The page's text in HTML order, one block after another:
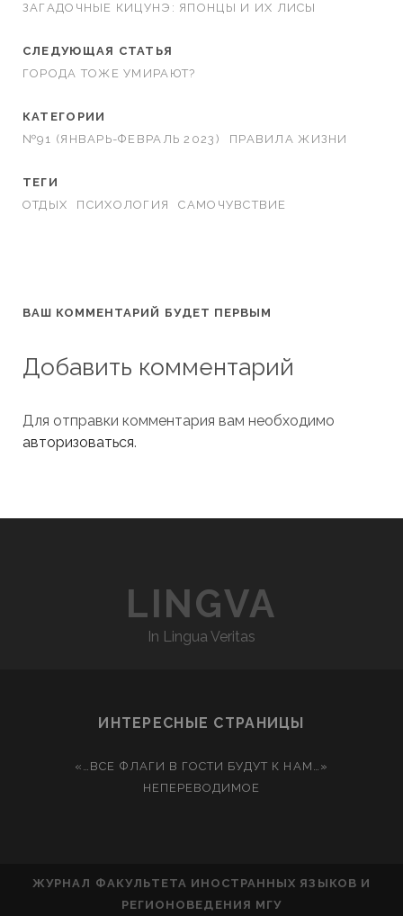
ЗАГАДОЧНЫЕ КИЦУНЭ: ЯПОНЦЫ И ИХ ЛИСЫ
СЛЕДУЮЩАЯ СТАТЬЯ
ГОРОДА ТОЖЕ УМИРАЮТ?
КАТЕГОРИИ
№91 (ЯНВАРЬ-ФЕВРАЛЬ 2023)
ПРАВИЛА ЖИЗНИ
ТЕГИ
ОТДЫХ
ПСИХОЛОГИЯ САМОЧУВСТВИЕ
ВАШ КОММЕНТАРИЙ БУДЕТ ПЕРВЫМ
Добавить комментарий
Для отправки комментария вам необходимо
авторизоваться.
LINGVA
In Lingua Veritas
ИНТЕРЕСНЫЕ СТРАНИЦЫ
«…ВСЕ ФЛАГИ В ГОСТИ БУДУТ К НАМ…»
НЕПЕРЕВОДИМОЕ
ЖУРНАЛ ФАКУЛЬТЕТА ИНОСТРАННЫХ ЯЗЫКОВ И
РЕГИОНОВЕДЕНИЯ МГУ